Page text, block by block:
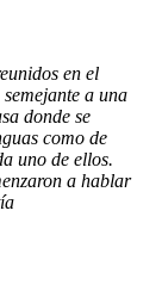
en el
a una
donde se
como de
uno de ellos.
a hablar